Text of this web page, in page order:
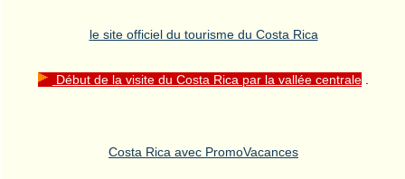
le site officiel du tourisme du Costa Rica
Début de la visite du Costa Rica par la vallée centrale .
Costa Rica avec PromoVacances